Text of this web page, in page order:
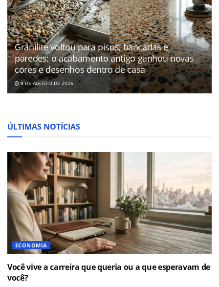
Granilite voltou para pisos, bancadas e
paredes: o acabamento antigo ganhou novas
cores e desenhos dentro de casa
9 DE AGOSTO DE 2026
ÚLTIMAS NOTÍCIAS
ECONOMIA
Você vive a carreira que queria ou a que esperavam de
você?